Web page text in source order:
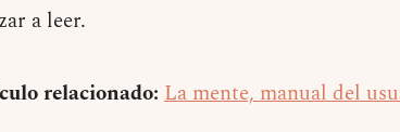
a leer.
relacionado: La mente, manual del